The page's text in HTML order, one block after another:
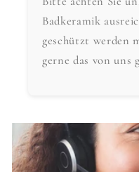
Badkeramik
geschützt werden
gerne das von uns